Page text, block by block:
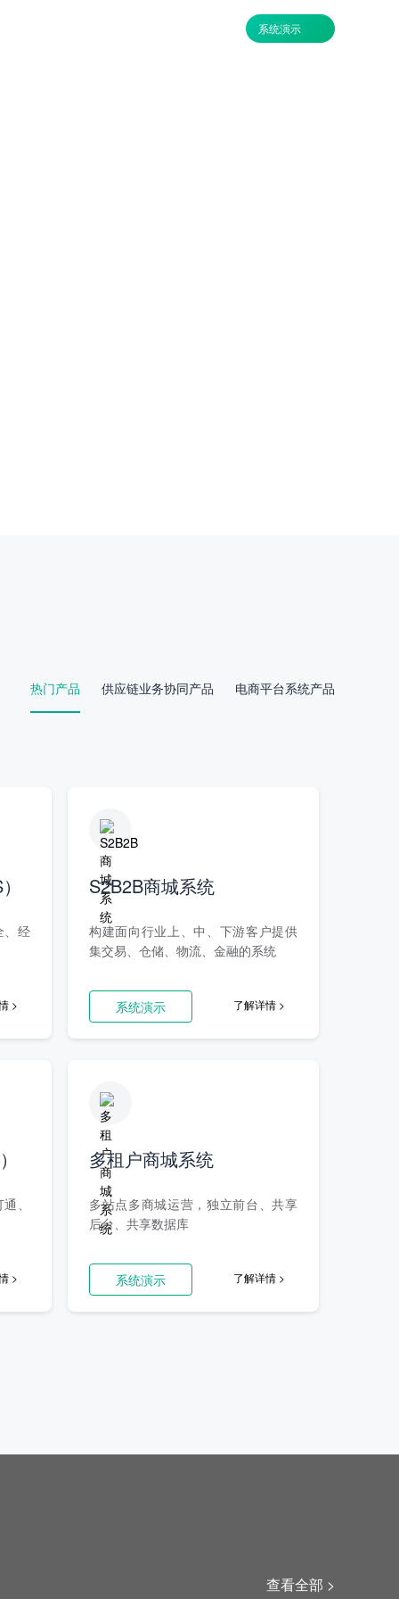
系统演示
热门产品 供应链业务协同产品 电商平台系统产品
、经
>
S2B2B商城系统
构建面向行业上、中、下游客户提供
集交易、仓储、物流、金融的系统
系统演示 了解详情 >
、
>
多租户商城系统
多站点多商城运营，独立前台、共享
后台、共享数据库
系统演示 了解详情 >
查看全部 >